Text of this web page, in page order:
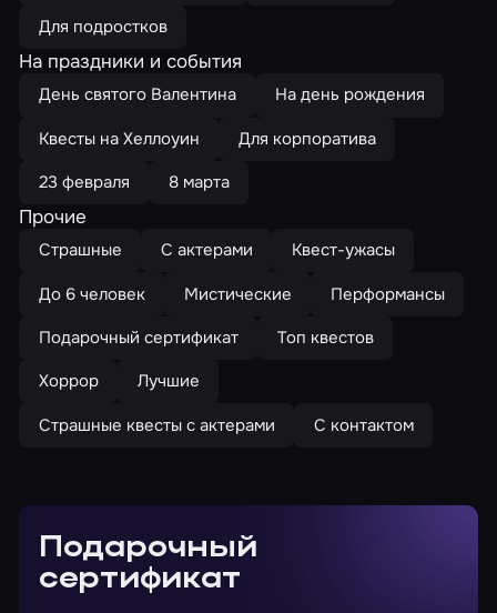
Для подростков
На праздники и события
День святого Валентина
На день рождения
Квесты на Хеллоуин
Для корпоратива
23 февраля
8 марта
Прочие
Страшные С актерами
Квест-ужасы
До 6 человек
Мистические
Перформансы
Подарочный сертификат
Топ квестов
Хоррор
Лучшие
Страшные квесты с актерами
С контактом
Подарочный
сертификат